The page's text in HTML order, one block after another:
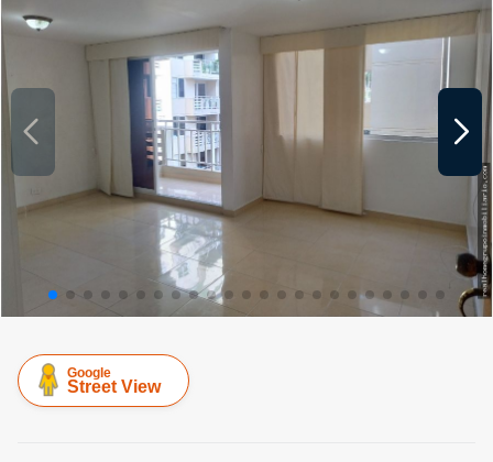
Google
Street View